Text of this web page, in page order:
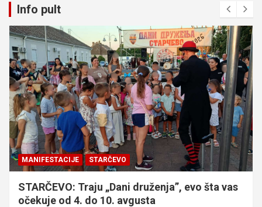
Info pult
MANIFESTACIJE STARČEVO
STARČEVO: Traju „Dani druženja”, evo šta vas
očekuje od 4. do 10. avgusta